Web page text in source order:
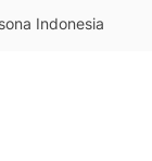
Indonesia